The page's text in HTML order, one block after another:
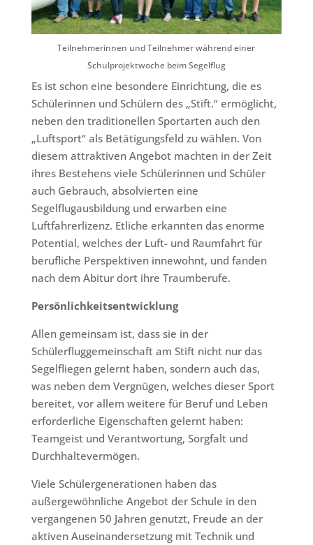
Teilnehmerinnen und Teilnehmer während einer
Schulprojektwoche beim Segelflug
Es ist schon eine besondere Einrichtung, die es
Schülerinnen und Schülern des „Stift.“ ermöglicht,
neben den traditionellen Sportarten auch den
„Luftsport“ als Betätigungsfeld zu wählen. Von
diesem attraktiven Angebot machten in der Zeit
ihres Bestehens viele Schülerinnen und Schüler
auch Gebrauch, absolvierten eine
Segelflugausbildung und erwarben eine
Luftfahrerlizenz. Etliche erkannten das enorme
Potential, welches der Luft- und Raumfahrt für
berufliche Perspektiven innewohnt, und fanden
nach dem Abitur dort ihre Traumberufe.
Persönlichkeitsentwicklung
Allen gemeinsam ist, dass sie in der
Schülerfluggemeinschaft am Stift nicht nur das
Segelfliegen gelernt haben, sondern auch das,
was neben dem Vergnügen, welches dieser Sport
bereitet, vor allem weitere für Beruf und Leben
erforderliche Eigenschaften gelernt haben:
Teamgeist und Verantwortung, Sorgfalt und
Durchhaltevermögen.
Viele Schülergenerationen haben das
außergewöhnliche Angebot der Schule in den
vergangenen 50 Jahren genutzt, Freude an der
aktiven Auseinandersetzung mit Technik und